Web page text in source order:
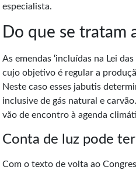
especialista.
Do que se tratam
As emendas ‘incluídas na Lei
cujo objetivo é regular a
Neste caso esses jabutis
inclusive de gás natural e
vão de encontro à agenda
Conta de luz pode
Com o texto de volta ao